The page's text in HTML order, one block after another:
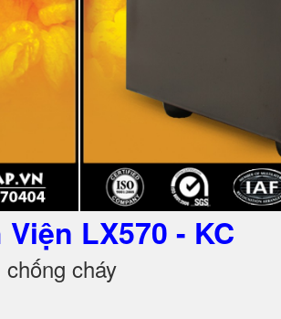
LX570 - KC
cháy